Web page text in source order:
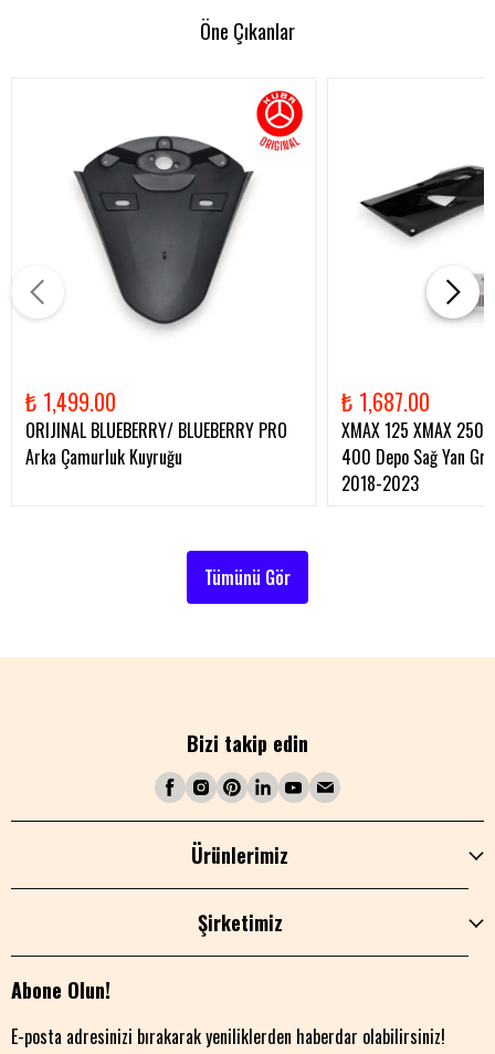
Öne Çıkanlar
₺ 1,499.00
ORIJINAL BLUEBERRY/ BLUEBERRY PRO
Arka Çamurluk Kuyruğu
₺ 1,687.00
XMAX 125 XMAX 250
400 Depo Sağ Yan
2018-2023
Tümünü Gör
Bizi takip edin
Ürünlerimiz
Şirketimiz
Abone Olun!
E-posta adresinizi bırakarak yeniliklerden haberdar olabilirsiniz!